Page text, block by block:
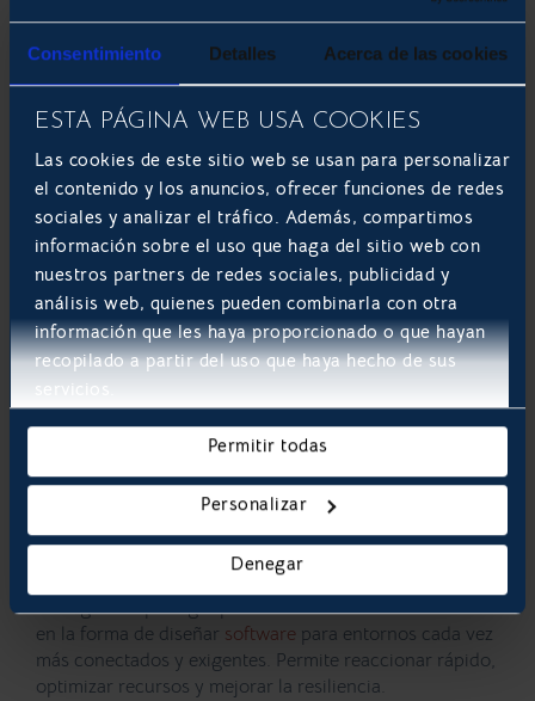
Consentimiento Detalles Acerca de las cookies
ESTA PÁGINA WEB USA COOKIES
Las cookies de este sitio web se usan para personalizar
el contenido y los anuncios, ofrecer funciones de redes
sociales y analizar el tráfico. Además, compartimos
información sobre el uso que haga del sitio web con
nuestros partners de redes sociales, publicidad y
análisis web, quienes pueden combinarla con otra
información que les haya proporcionado o que hayan
recopilado a partir del uso que haya hecho de sus
servicios.
Permitir todas
Personalizar
Denegar
desafíos:
dispositivos requieren sistemas de monitorización
y actualización centralizados para garantizar
coherencia.
Actualizaciones remotas:
Las actualizaciones
automáticas deben ser fiables y seguras para no
comprometer la operación.
Seguridad:Cada dispositivo conectado es un
punto vulnerable, por lo que es crucial
implementar políticas y herramientas de
protección robustas.
Integración con sistemas centrales:Los datos
ERPs, CRMs y otras plataformas en la nube para
mantener una visión global.
El Edge Computing representa una evolución necesaria
en la forma de diseñar software para entornos cada vez
más conectados y exigentes. Permite reaccionar rápido,
optimizar recursos y mejorar la resiliencia.